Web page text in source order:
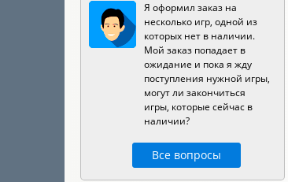
Я оформил заказ на
несколько игр, одной из
которых нет в наличии.
Мой заказ попадает в
ожидание и пока я жду
поступления нужной игры,
могут ли закончиться
игры, которые сейчас в
наличии?
Все вопросы